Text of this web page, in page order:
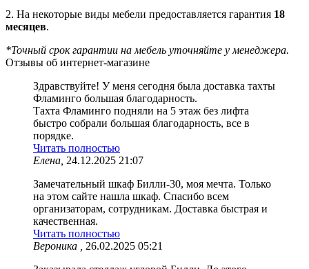
2. На некоторые виды мебели предоставляется гарантия 18
месяцев.
*Точный срок гарантии на мебель уточняйте у менеджера.
Отзывы об интернет-магазине
Здравствуйте! У меня сегодня была доставка тахты
Фламинго большая благодарность.
Тахта Фламинго подняли на 5 этаж без лифта
быстро собрали большая благодарность, все в
порядке.
Читать полностью
Елена, 24.12.2025 21:07
Замечательный шкаф Билли-30, моя мечта. Только
на этом сайте нашла шкаф. Спасибо всем
организаторам, сотрудникам. Доставка быстрая и
качественная.
Читать полностью
Вероника ,
26.02.2025 05:21